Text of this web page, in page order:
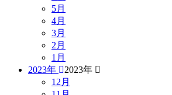
5月
4月
3月
2月
1月
2023年
2023年
12月